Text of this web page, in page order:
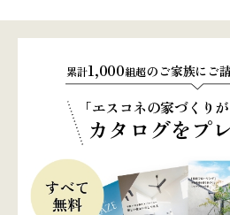
累計1,000組超のご家族にご
「エスコネの家づくり
カタログをプ